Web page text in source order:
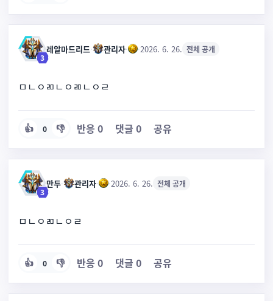
3
레알마드리드· 관리자· ·2026. 6. 26. 전체 공개
ㅁㄴㅇㄻㄴㅇㄻㄴㅇㄹ
👍 0 👎 반응 0 댓글 0 공유
3
만두· 관리자· ·2026. 6. 26. 전체 공개
ㅁㄴㅇㄻㄴㅇㄹ
👍 0 👎 반응 0 댓글 0 공유